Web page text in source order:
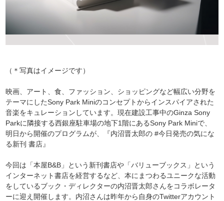
（＊写真はイメージです）
映画、アート、食、ファッション、ショッピングなど幅広い分野を
テーマにしたSony Park Miniのコンセプトからインスパイアされた
音楽をキュレーションしています。現在建設工事中のGinza Sony
Parkに隣接する西銀座駐車場の地下1階にあるSony Park Miniで、
明日から開催のプログラムが、『内沼晋太郎の #今日発売の気にな
る新刊 書店』
今回は「本屋B&B」という新刊書店や「バリューブックス」という
インターネット書店を経営するなど、本にまつわるユニークな活動
をしているブック・ディレクターの内沼晋太郎さんをコラボレータ
ーに迎え開催します。内沼さんは昨年から自身のTwitterアカウント